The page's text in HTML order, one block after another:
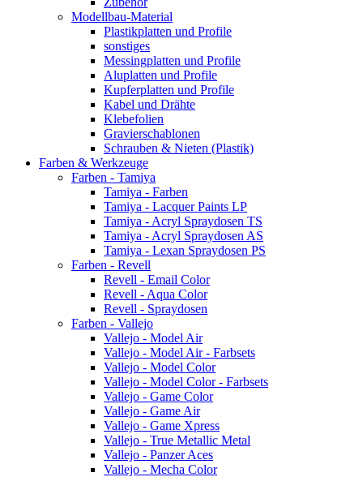
Modellbau-Material
Plastikplatten und Profile
sonstiges
Messingplatten und Profile
Aluplatten und Profile
Kupferplatten und Profile
Kabel und Drähte
Klebefolien
Gravierschablonen
Schrauben & Nieten (Plastik)
Farben & Werkzeuge
Farben - Tamiya
Tamiya - Farben
Tamiya - Lacquer Paints LP
Tamiya - Acryl Spraydosen TS
Tamiya - Acryl Spraydosen AS
Tamiya - Lexan Spraydosen PS
Farben - Revell
Revell - Email Color
Revell - Aqua Color
Revell - Spraydosen
Farben - Vallejo
Vallejo - Model Air
Vallejo - Model Air - Farbsets
Vallejo - Model Color
Vallejo - Model Color - Farbsets
Vallejo - Game Color
Vallejo - Game Air
Vallejo - Game Xpress
Vallejo - True Metallic Metal
Vallejo - Panzer Aces
Vallejo - Mecha Color